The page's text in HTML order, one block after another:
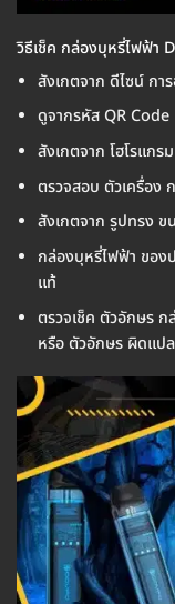
วิธีเช็ค กล่องบุหรี่ไฟฟ้า
สังเกตจาก ดีไซน์ ก
ดูจากรหัส QR
สังเกตจาก โฮโรแก
ตรวจสอบ ตัวเครื่อง
สังเกตจาก รูปทรง
กล่องบุหรี่ไฟฟ้า ของ
แท้
ตรวจเช็ค ตัวอักษร
หรือ ตัวอักษร ผิดแป